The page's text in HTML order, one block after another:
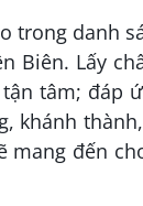
trong danh
Biên. Lấy
tâm; đáp
khánh
mang đến